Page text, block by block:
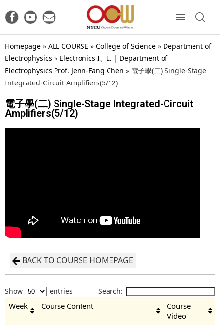
Homepage » ALL COURSE » College of Science » Department of
Electrophysics » Electronics I、II | Department of
Electrophysics Prof. Jenn-Fang Chen » 電子學(二) Single-Stage
Integrated-Circuit Amplifiers(5/12)
電子學(二) Single-Stage Integrated-Circuit
Amplifiers(5/12)
BACK TO COURSE HOMEPAGE
Show entries Search:
Week Course Content
Course
Video